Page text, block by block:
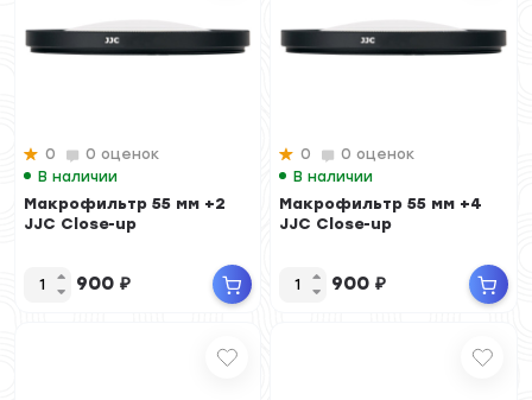
0
0 оценок
В наличии
Макрофильтр 55 мм +2
JJC Close-up
900 ₽
0
0 оценок
В наличии
Макрофильтр 55 мм +4
JJC Close-up
900 ₽